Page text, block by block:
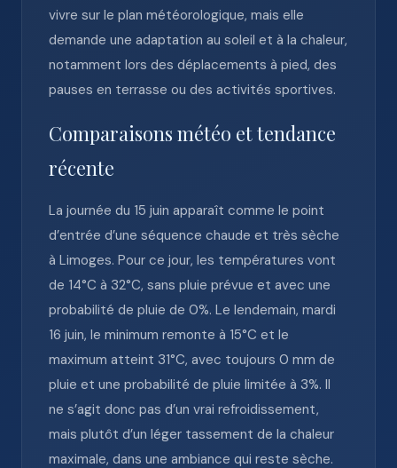
vivre sur le plan météorologique, mais elle
demande une adaptation au soleil et à la chaleur,
notamment lors des déplacements à pied, des
pauses en terrasse ou des activités sportives.
Comparaisons météo et tendance
récente
La journée du 15 juin apparaît comme le point
d’entrée d’une séquence chaude et très sèche
à Limoges. Pour ce jour, les températures vont
de 14°C à 32°C, sans pluie prévue et avec une
probabilité de pluie de 0%. Le lendemain, mardi
16 juin, le minimum remonte à 15°C et le
maximum atteint 31°C, avec toujours 0 mm de
pluie et une probabilité de pluie limitée à 3%. Il
ne s’agit donc pas d’un vrai refroidissement,
mais plutôt d’un léger tassement de la chaleur
maximale, dans une ambiance qui reste sèche.